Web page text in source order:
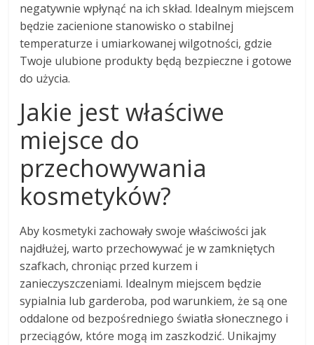
negatywnie wpłynąć na ich skład. Idealnym miejscem
będzie zacienione stanowisko o stabilnej
temperaturze i umiarkowanej wilgotności, gdzie
Twoje ulubione produkty będą bezpieczne i gotowe
do użycia.
Jakie jest właściwe
miejsce do
przechowywania
kosmetyków?
Aby kosmetyki zachowały swoje właściwości jak
najdłużej, warto przechowywać je w zamkniętych
szafkach, chroniąc przed kurzem i
zanieczyszczeniami. Idealnym miejscem będzie
sypialnia lub garderoba, pod warunkiem, że są one
oddalone od bezpośredniego światła słonecznego i
przeciągów, które mogą im zaszkodzić. Unikajmy